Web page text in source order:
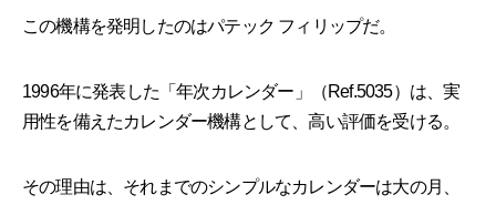
この機構を発明したのはパテック フィリップだ。
1996年に発表した「年次カレンダー」（Ref.5035）は、実
用性を備えたカレンダー機構として、高い評価を受ける。
その理由は、それまでのシンプルなカレンダーは大の月、